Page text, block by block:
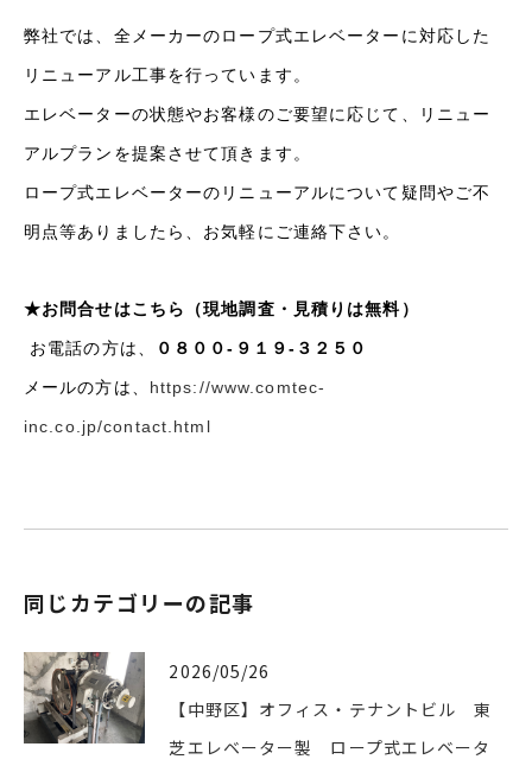
弊社では、全メーカーのロープ式エレベーターに対応した
リニューアル工事を行っています。
エレベーターの状態やお客様のご要望に応じて、リニュー
アルプランを提案させて頂きます。
ロープ式エレベーターのリニューアルについて疑問やご不
明点等ありましたら、お気軽にご連絡下さい。
★お問合せはこちら（現地調査・見積りは無料）
お電話の方は、 ０８００-９１９-３２５０
メールの方は、 https://www.comtec-
inc.co.jp/contact.html
同じカテゴリーの記事
2026/05/26
【中野区】オフィス・テナントビル 東
芝エレベーター製 ロープ式エレベータ